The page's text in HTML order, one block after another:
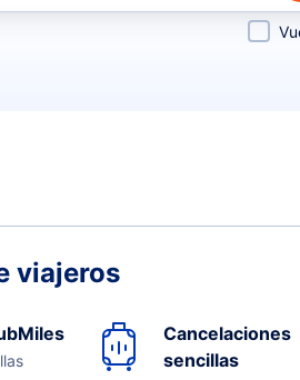
viajeros
Cancelaciones
sencillas